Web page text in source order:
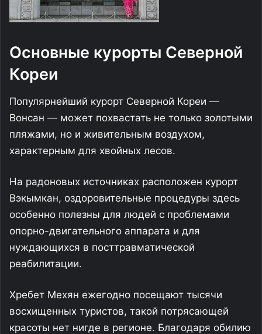
Основные курорты Северной
Кореи
Популярнейший курорт Северной Кореи —
Вонсан — может похвастать не только золотыми
пляжами, но и живительным воздухом,
характерным для хвойных лесов.
На радоновых источниках расположен курорт
Вэкымкан, оздоровительные процедуры здесь
особенно полезны для людей с проблемами
опорно-двигательного аппарата и для
нуждающихся в посттравматической
реабилитации.
Хребет Мехян ежегодно посещают тысячи
восхищенных туристов, такой потрясающей
красоты нет нигде в регионе. Благодаря обилию